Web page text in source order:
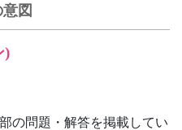
図
)
の問題・解答を掲載してい